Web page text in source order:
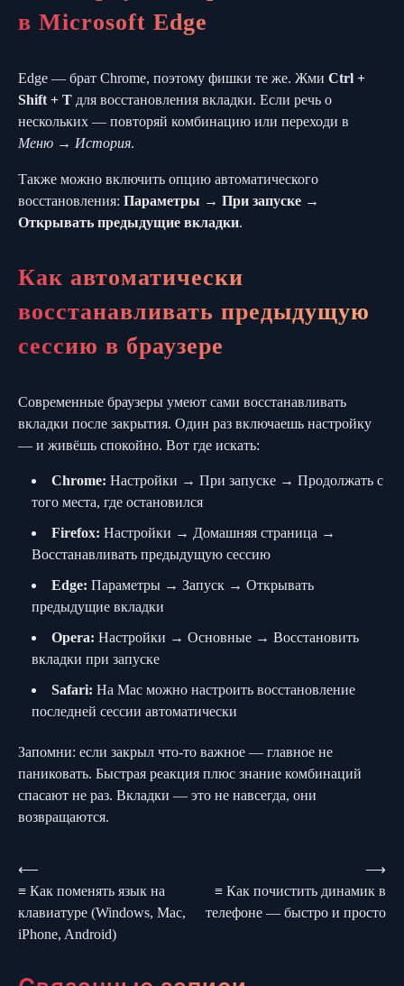
в Microsoft Edge
Edge — брат Chrome, поэтому фишки те же. Жми Ctrl +
Shift + T для восстановления вкладки. Если речь о
нескольких — повторяй комбинацию или переходи в
Меню → История.
Также можно включить опцию автоматического
восстановления: Параметры → При запуске →
Открывать предыдущие вкладки.
Как автоматически
восстанавливать предыдущую
сессию в браузере
Современные браузеры умеют сами восстанавливать
вкладки после закрытия. Один раз включаешь настройку
— и живёшь спокойно. Вот где искать:
Chrome: Настройки → При запуске → Продолжать с
того места, где остановился
Firefox: Настройки → Домашняя страница →
Восстанавливать предыдущую сессию
Edge: Параметры → Запуск → Открывать
предыдущие вкладки
Opera: Настройки → Основные → Восстановить
вкладки при запуске
Safari: На Mac можно настроить восстановление
последней сессии автоматически
Запомни: если закрыл что-то важное — главное не
паниковать. Быстрая реакция плюс знание комбинаций
спасают не раз. Вкладки — это не навсегда, они
возвращаются.
Навигация
по
записям
⟵
≡ Как поменять язык на
клавиатуре (Windows, Mac,
iPhone, Android)
≡ Как почистить динамик в
телефоне — быстро и просто
⟶